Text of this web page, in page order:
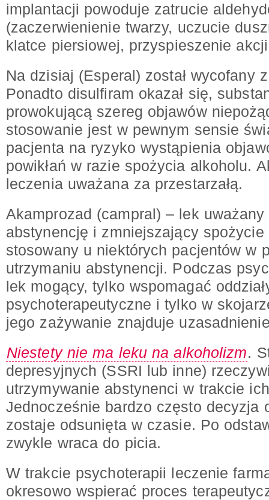
implantacji powoduje zatrucie
(zaczerwienienie twarzy, uczucie
klatce piersiowej, przyspieszenie
Na dzisiaj (Esperal) został wycofany
Ponadto disulfiram okazał się,
prowokującą szereg objawów
stosowanie jest w pewnym sensie
pacjenta na ryzyko wystąpienia
powikłań w razie spożycia alkoholu.
leczenia uważana za przestarzałą.
Akamprozad (campral) – lek uważany
abstynencję i zmniejszający
stosowany u niektórych pacjentów w
utrzymaniu abstynencji. Podczas
lek mogący, tylko wspomagać
psychoterapeutyczne i tylko w
jego zażywanie znajduje
Niestety nie ma leku na alkoholizm.
depresyjnych (SSRI lub inne)
utrzymywanie abstynenci w trakcie
Jednocześnie bardzo często decyzja
zostaje odsunięta w czasie. Po
zwykle wraca do picia.
W trakcie psychoterapii leczenie
okresowo wspierać proces